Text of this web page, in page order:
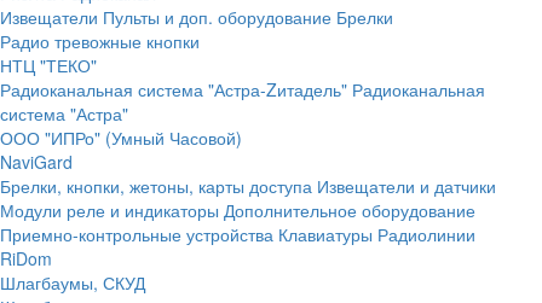
Извещатели Пульты и доп. оборудование Брелки
Радио тревожные кнопки
НТЦ "ТЕКО"
Радиоканальная система "Астра-Zитадель" Радиоканальная
система "Астра"
ООО "ИПРо" (Умный Часовой)
NaviGard
Брелки, кнопки, жетоны, карты доступа Извещатели и датчики
Модули реле и индикаторы Дополнительное оборудование
Приемно-контрольные устройства Клавиатуры Радиолинии
RiDom
Шлагбаумы, СКУД